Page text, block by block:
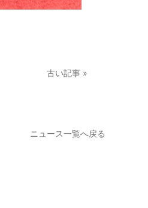
古い記事 »
ニュース一覧へ戻る